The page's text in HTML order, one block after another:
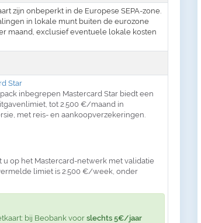
zijn onbeperkt in de Europese SEPA-zone.
in lokale munt buiten de eurozone
maand, exclusief eventuele lokale kosten
Star
inbegrepen Mastercard Star biedt een
tot 2.500 €/maand in
met reis- en aankoopverzekeringen.
u op het Mastercard-netwerk met validatie
limiet is 2.500 €/week, onder
bij Beobank voor slechts 5€/jaar